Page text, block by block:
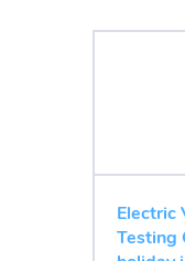
Electric
Testing